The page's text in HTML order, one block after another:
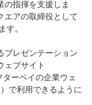
の指揮を支援しま
エアの取締役として
す。
プレゼンテーション
ェブサイト
ターペイの企業ウェ
で利用できるように